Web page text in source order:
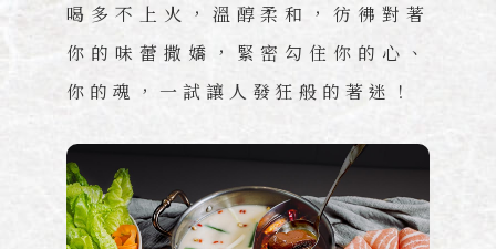
喝多不上火，溫醇柔和，彷彿對著
你的味蕾撒嬌，緊密勾住你的心、
你的魂，一試讓人發狂般的著迷！